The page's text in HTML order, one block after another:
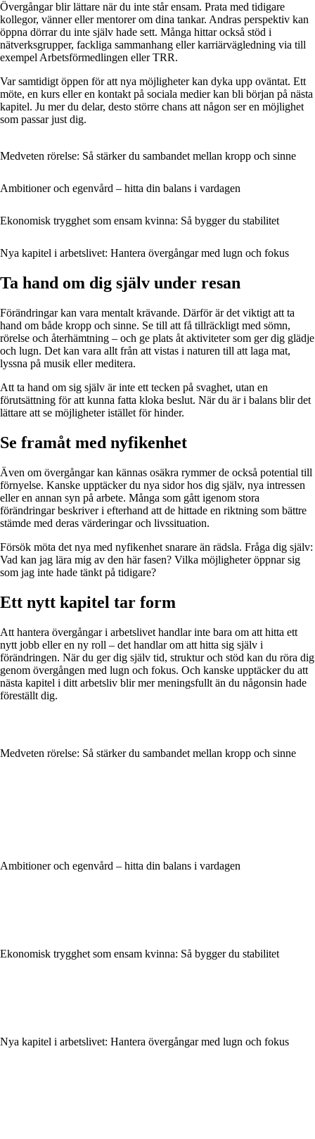
Övergångar blir lättare när du inte står ensam. Prata med tidigare
kollegor, vänner eller mentorer om dina tankar. Andras perspektiv kan
öppna dörrar du inte själv hade sett. Många hittar också stöd i
nätverksgrupper, fackliga sammanhang eller karriärvägledning via till
exempel Arbetsförmedlingen eller TRR.
Var samtidigt öppen för att nya möjligheter kan dyka upp oväntat. Ett
möte, en kurs eller en kontakt på sociala medier kan bli början på nästa
kapitel. Ju mer du delar, desto större chans att någon ser en möjlighet
som passar just dig.
Medveten rörelse: Så stärker du sambandet mellan kropp och sinne
Ambitioner och egenvård – hitta din balans i vardagen
Ekonomisk trygghet som ensam kvinna: Så bygger du stabilitet
Nya kapitel i arbetslivet: Hantera övergångar med lugn och fokus
Ta hand om dig själv under resan
Förändringar kan vara mentalt krävande. Därför är det viktigt att ta
hand om både kropp och sinne. Se till att få tillräckligt med sömn,
rörelse och återhämtning – och ge plats åt aktiviteter som ger dig glädje
och lugn. Det kan vara allt från att vistas i naturen till att laga mat,
lyssna på musik eller meditera.
Att ta hand om sig själv är inte ett tecken på svaghet, utan en
förutsättning för att kunna fatta kloka beslut. När du är i balans blir det
lättare att se möjligheter istället för hinder.
Se framåt med nyfikenhet
Även om övergångar kan kännas osäkra rymmer de också potential till
förnyelse. Kanske upptäcker du nya sidor hos dig själv, nya intressen
eller en annan syn på arbete. Många som gått igenom stora
förändringar beskriver i efterhand att de hittade en riktning som bättre
stämde med deras värderingar och livssituation.
Försök möta det nya med nyfikenhet snarare än rädsla. Fråga dig själv:
Vad kan jag lära mig av den här fasen? Vilka möjligheter öppnar sig
som jag inte hade tänkt på tidigare?
Ett nytt kapitel tar form
Att hantera övergångar i arbetslivet handlar inte bara om att hitta ett
nytt jobb eller en ny roll – det handlar om att hitta sig själv i
förändringen. När du ger dig själv tid, struktur och stöd kan du röra dig
genom övergången med lugn och fokus. Och kanske upptäcker du att
nästa kapitel i ditt arbetsliv blir mer meningsfullt än du någonsin hade
föreställt dig.
Medveten rörelse: Så stärker du sambandet mellan kropp och sinne
Ambitioner och egenvård – hitta din balans i vardagen
Ekonomisk trygghet som ensam kvinna: Så bygger du stabilitet
Nya kapitel i arbetslivet: Hantera övergångar med lugn och fokus